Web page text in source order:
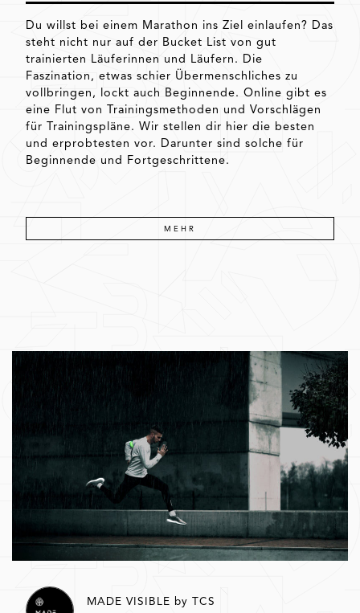
Du willst bei einem Marathon ins Ziel einlaufen? Das
steht nicht nur auf der Bucket List von gut
trainierten Läuferinnen und Läufern. Die
Faszination, etwas schier Übermenschliches zu
vollbringen, lockt auch Beginnende. Online gibt es
eine Flut von Trainingsmethoden und Vorschlägen
für Trainingspläne. Wir stellen dir hier die besten
und erprobtesten vor. Darunter sind solche für
Beginnende und Fortgeschrittene.
MEHR
MADE VISIBLE by TCS